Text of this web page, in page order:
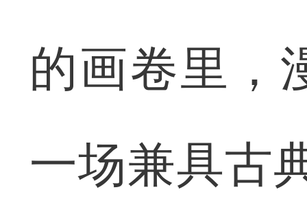
的画卷里，
一场兼具古